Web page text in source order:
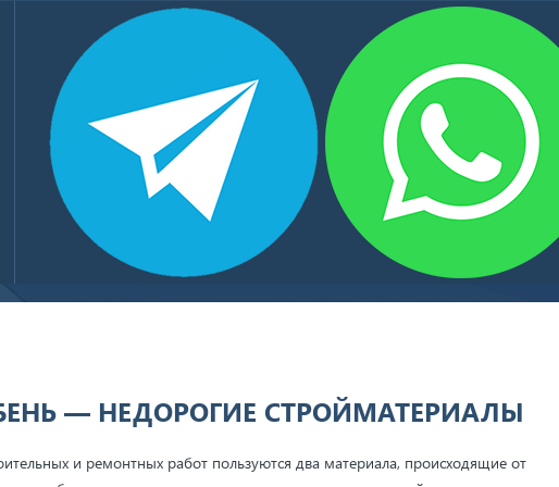
БЕТОН ТОВАРНЫЙ КЛИЕНТЫ И ПАРТНЕРЫ КОНТАКТЫ
стройматериалы
— НЕДОРОГИЕ СТРОЙМАТЕРИАЛЫ
и ремонтных работ пользуются два материала, происходящие от